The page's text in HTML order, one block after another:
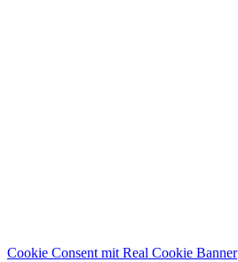
Cookie Consent mit Real Cookie Banner